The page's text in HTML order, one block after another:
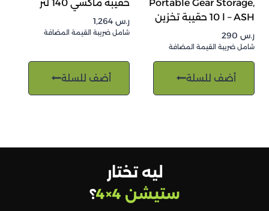
Portable Gear Storage,
10 l – ASH حقيبة تخزين
ر.س
شامل ضريبة القيمة المضافة
أضف للسلة
حقيبة ماكسي 140 لتر
ر.س
شامل ضريبة القيمة المضافة
أضف للسلة
ليه تختار
ستيشن 4×4
؟